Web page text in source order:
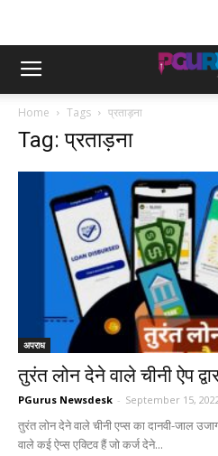
Home Tags प्रताड़ना
Tag: प्रताड़ना
अपराध
तुरंत लोन देने वाले चीनी ऐप
PGurus Newsdesk - September 15,
तुरंत लोन देने वाले चीनी एप्स का दानवी-जाल
वाले कई ऐप्स एक्टिव हैं जो कर्ज देने...